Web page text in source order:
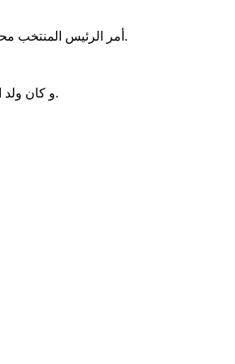
أمر الرئيس المنتخب محمد ولد الشيخ الغزواني لجنة اللوجستيك في حملته الانتخابية بتوزيع مكبرات الصوت التي استخدمت في الحملة على المساجد في مقاطعات الميناء و الرياض و عرفات.
و كان ولد الشيخ الغزاني قد فاز في الشوط الأول من الانتخابات الرئاسية التي جرت يوم 22 يونيو 2019، وفقا ما أعلنته اللجنة المستقلة للانتخابات وأكده لاحقا المجلس الدستوري.